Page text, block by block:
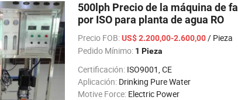
500lph Precio de la máquina de
por ISO para planta de agua RO
Precio FOB:US$ 2.200,00-2.600,00 / Pieza
Pedido Mínimo: 1 Pieza
Certificación: ISO9001, CE
Aplicación: Drinking Pure Water
Motive Force: Electric Power